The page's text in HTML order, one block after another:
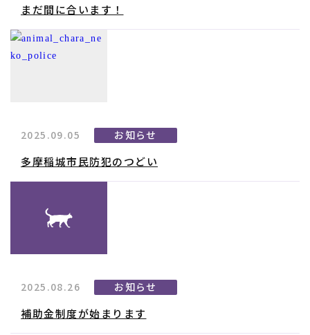
まだ間に合います！
2025.09.05 お知らせ
多摩稲城市民防犯のつどい
2025.08.26 お知らせ
補助金制度が始まります